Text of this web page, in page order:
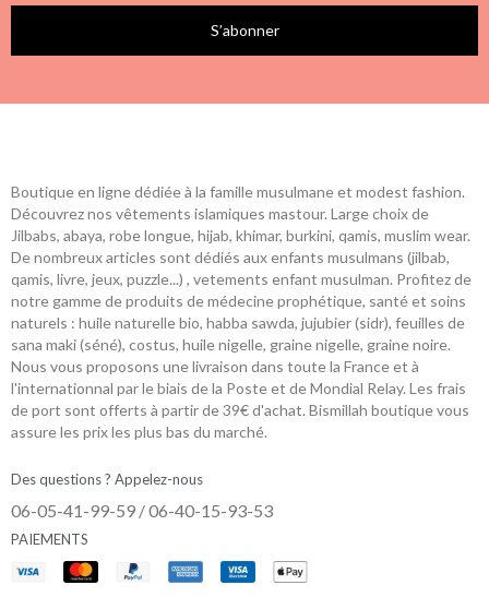
S’abonner
Boutique en ligne dédiée à la famille musulmane et modest fashion.
Découvrez nos vêtements islamiques mastour. Large choix de
Jilbabs, abaya, robe longue, hijab, khimar, burkini, qamis, muslim wear.
De nombreux articles sont dédiés aux enfants musulmans (jilbab,
qamis, livre, jeux, puzzle...) , vetements enfant musulman. Profitez de
notre gamme de produits de médecine prophétique, santé et soins
naturels : huile naturelle bio, habba sawda, jujubier (sidr), feuilles de
sana maki (séné), costus, huile nigelle, graine nigelle, graine noire.
Nous vous proposons une livraison dans toute la France et à
l'internationnal par le biais de la Poste et de Mondial Relay. Les frais
de port sont offerts à partir de 39€ d'achat. Bismillah boutique vous
assure les prix les plus bas du marché.
Des questions ? Appelez-nous
06-05-41-99-59 / 06-40-15-93-53
PAIEMENTS